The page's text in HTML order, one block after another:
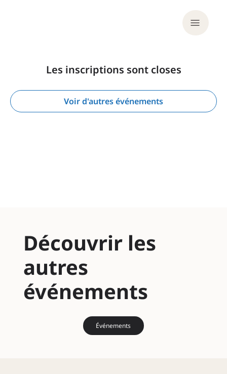
Les inscriptions sont closes
Voir d'autres événements
Découvrir les
autres
événements
Événements